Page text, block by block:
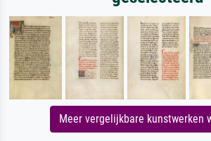
Meer vergelijkbare kunstwerken